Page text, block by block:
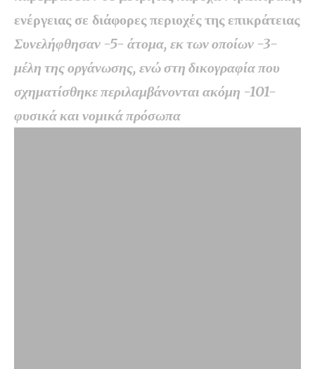
ενέργειας σε διάφορες περιοχές της επικράτειας
Συνελήφθησαν -5- άτομα, εκ των οποίων -3-
μέλη της οργάνωσης, ενώ στη δικογραφία που
σχηματίσθηκε περιλαμβάνονται ακόμη -101-
φυσικά και νομικά πρόσωπα